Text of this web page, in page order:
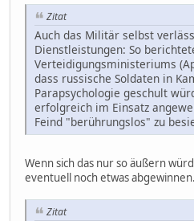
Zitat
Auch das Militär selbst
Dienstleistungen: So
Verteidigungsministeriums
dass russische Soldaten in
Parapsychologie geschult
erfolgreich im Einsatz
Feind "berührungslos" zu
Wenn sich das nur so äußern
eventuell noch etwas
Zitat